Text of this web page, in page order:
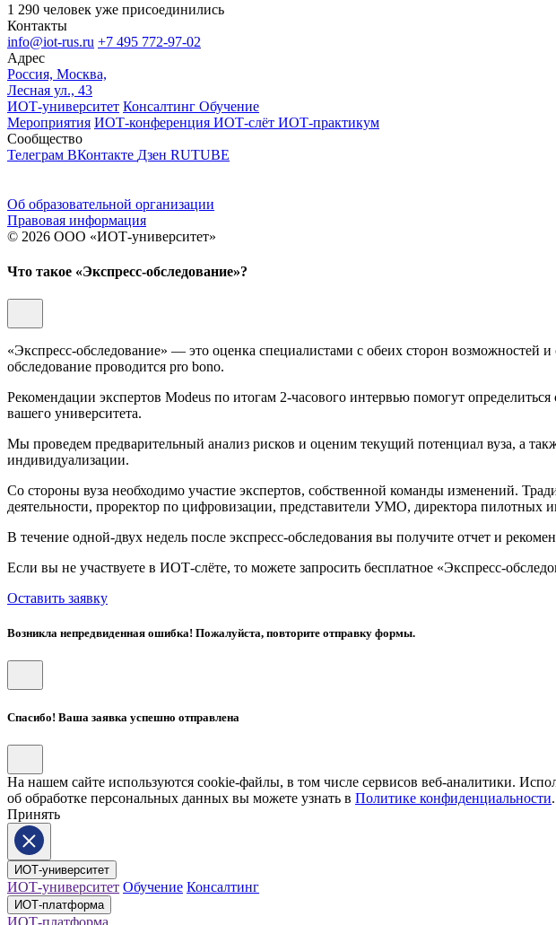
1 290 человек уже присоединились
Контакты
info@iot-rus.ru +7 495 772-97-02
Адрес
Россия, Москва,
Лесная ул., 43
ИОТ-университет Консалтинг Обучение
Мероприятия ИОТ-конференция ИОТ-слёт ИОТ-практикум
Сообщество
Телеграм ВКонтакте Дзен RUTUBE
Об образовательной организации
Правовая информация
© 2026 ООО «ИОТ-университет»
Что такое «Экспресс-обследование»?
«Экспресс-обследование» — это оценка специалистами с обеих сторон
обследование проводится pro bono.
Рекомендации экспертов Modeus по итогам 2-часового интервью помогут
вашего университета.
Мы проведем предварительный анализ рисков и оценим текущий потенциал вуза, а
индивидуализации.
Со стороны вуза необходимо участие экспертов, собственной команды изменений.
деятельности, проректор по цифровизации, представители УМО, директора пилотных
В течение одной-двух недель после экспресс-обследования вы получите отчет и
Если вы не участвуете в ИОТ-слёте, то можете запросить бесплатное «Экспресс-
Оставить заявку
Возникла непредвиденная ошибка! Пожалуйста, повторите отправку формы.
Спасибо! Ваша заявка успешно отправлена
На нашем сайте используются cookie-файлы, в том числе сервисов веб-аналитики.
об обработке персональных данных вы можете узнать в Политике конфиденциальности.
Принять
ИОТ-университет
ИОТ-университет Обучение Консалтинг
ИОТ-платформа
ИОТ-платформа